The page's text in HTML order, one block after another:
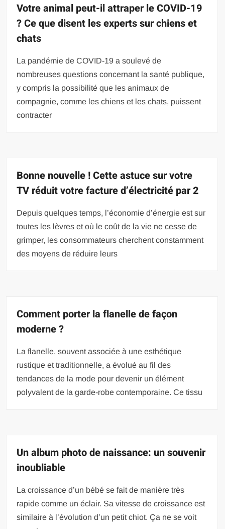
Votre animal peut-il attraper le COVID-19
? Ce que disent les experts sur chiens et
chats
La pandémie de COVID-19 a soulevé de
nombreuses questions concernant la santé publique,
y compris la possibilité que les animaux de
compagnie, comme les chiens et les chats, puissent
contracter
Bonne nouvelle ! Cette astuce sur votre
TV réduit votre facture d’électricité par 2
Depuis quelques temps, l’économie d’énergie est sur
toutes les lèvres et où le coût de la vie ne cesse de
grimper, les consommateurs cherchent constamment
des moyens de réduire leurs
Comment porter la flanelle de façon
moderne ?
La flanelle, souvent associée à une esthétique
rustique et traditionnelle, a évolué au fil des
tendances de la mode pour devenir un élément
polyvalent de la garde-robe contemporaine. Ce tissu
Un album photo de naissance: un souvenir
inoubliable
La croissance d’un bébé se fait de manière très
rapide comme un éclair. Sa vitesse de croissance est
similaire à l’évolution d’un petit chiot. Ça ne se voit